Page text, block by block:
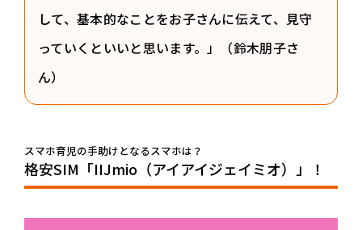
して、基本的なことをお子さんに伝えて、見守
っていくといいと思います。」（鈴木朋子さ
ん）
スマホ育児の手助けとなるスマホは？
格安SIM「IIJmio（アイアイジェイミオ）」！